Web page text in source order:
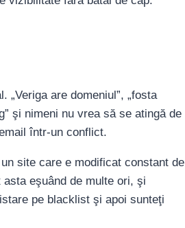
are domeniul”, „fosta
şi nimeni nu vrea să se atingă de
într-un conflict.
site care e modificat constant de
eşuând de multe ori, şi
pe blacklist şi apoi sunteţi